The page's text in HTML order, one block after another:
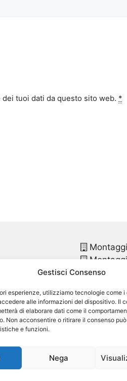
Gestisci Consenso
esperienze, utilizziamo tecnologie come
alle informazioni del dispositivo. Il
di elaborare dati come il
Non acconsentire o ritirare il consenso
e funzioni.
Nega
tuoi dati da questo sito web. *